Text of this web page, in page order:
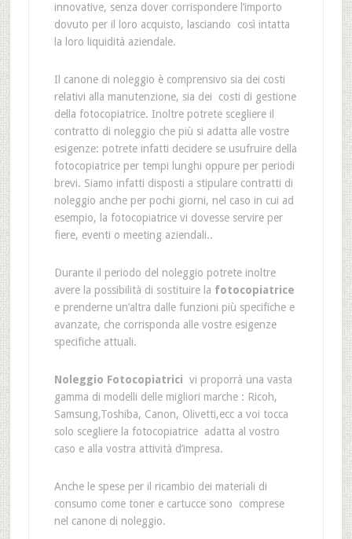
innovative, senza dover corrispondere l’importo
dovuto per il loro acquisto, lasciando così intatta
la loro liquidità aziendale.
Il canone di noleggio è comprensivo sia dei costi
relativi alla manutenzione, sia dei costi di gestione
della fotocopiatrice. Inoltre potrete scegliere il
contratto di noleggio che più si adatta alle vostre
esigenze: potrete infatti decidere se usufruire della
fotocopiatrice per tempi lunghi oppure per periodi
brevi. Siamo infatti disposti a stipulare contratti di
noleggio anche per pochi giorni, nel caso in cui ad
esempio, la fotocopiatrice vi dovesse servire per
fiere, eventi o meeting aziendali..
Durante il periodo del noleggio potrete inoltre
avere la possibilità di sostituire la fotocopiatrice
e prenderne un’altra dalle funzioni più specifiche e
avanzate, che corrisponda alle vostre esigenze
specifiche attuali.
Noleggio Fotocopiatrici vi proporrà una vasta
gamma di modelli delle migliori marche : Ricoh,
Samsung,Toshiba, Canon, Olivetti,ecc a voi tocca
solo scegliere la fotocopiatrice adatta al vostro
caso e alla vostra attività d’impresa.
Anche le spese per il ricambio dei materiali di
consumo come toner e cartucce sono comprese
nel canone di noleggio.